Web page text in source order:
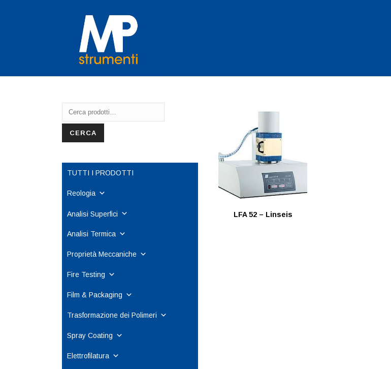
LFA 52 – Linseis
Cerca:
CERCA
TUTTI I PRODOTTI
Reologia
Analisi Superfici
Analisi Termica
Proprietà Meccaniche
Fire Testing
Film & Packaging
Trasformazione dei Polimeri
Spray Coating
Elettrofilatura